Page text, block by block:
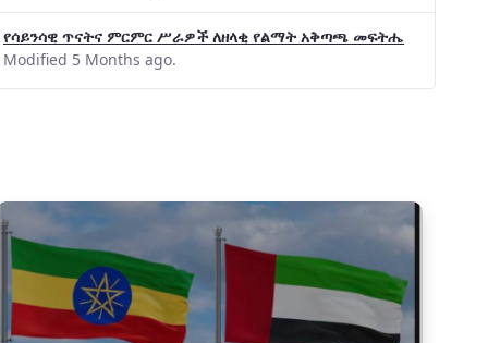
የሳይንሳዊ ጥናትና ምርምር ሥራዎች ለዘላቂ የልማት አቅጣጫ መፍትሔ ጠቋሚ
Modified 5 Months ago.